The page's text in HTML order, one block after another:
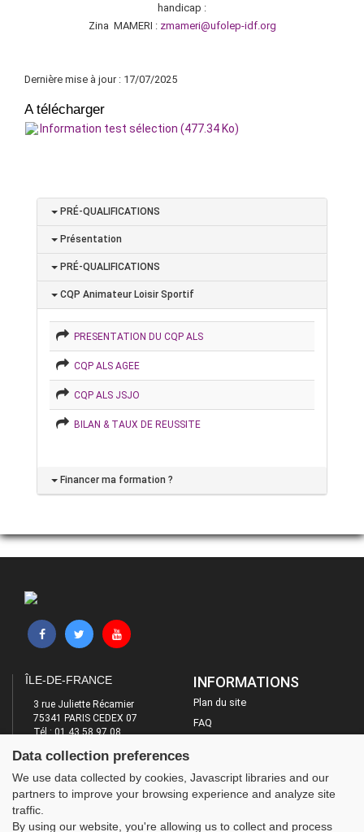
handicap :
Zina MAMERI : zmameri@ufolep-idf.org
Dernière mise à jour : 17/07/2025
A télécharger
Information test sélection (477.34 Ko)
PRÉ-QUALIFICATIONS
Présentation
PRÉ-QUALIFICATIONS
CQP Animateur Loisir Sportif
PRESENTATION DU CQP ALS
CQP ALS AGEE
CQP ALS JSJO
BILAN & TAUX DE REUSSITE
Financer ma formation ?
ÎLE-DE-FRANCE
3 rue Juliette Récamier
75341 PARIS CEDEX 07
Tél : 01 43 58 97 08
INFORMATIONS
Plan du site
FAQ
LES SITES DE L'UFOLEP
Guide Asso
Communication Asso
Data collection preferences
We use data collected by cookies, Javascript libraries and our
partners to improve your browsing experience and analyze site
traffic.
By using our website, you're allowing us to collect and process